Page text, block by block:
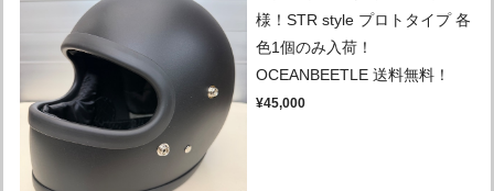
様！STR style プロトタイプ 各
色1個のみ入荷！
OCEANBEETLE 送料無料！
¥45,000